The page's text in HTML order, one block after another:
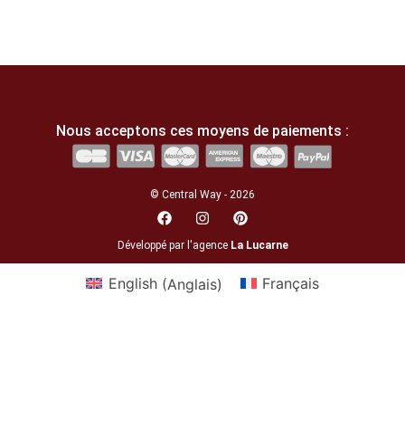
Nous acceptons ces moyens de paiements :
© Central Way - 2026
Développé par l'agence La Lucarne
English(Anglais) Français